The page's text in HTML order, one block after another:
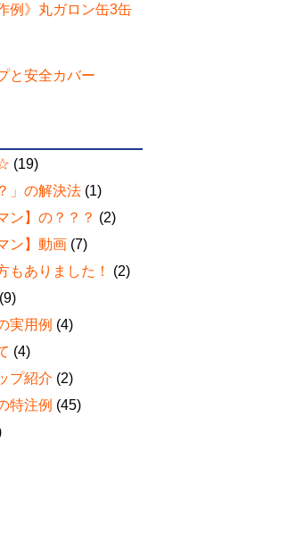
例》丸ガロン缶3缶
と安全カバー
(19)
」の解決法 (1)
ン】の？？？ (2)
ン】動画 (7)
もありました！
(2)
(9)
実用例 (4)
(4)
プ紹介 (2)
特注例 (45)